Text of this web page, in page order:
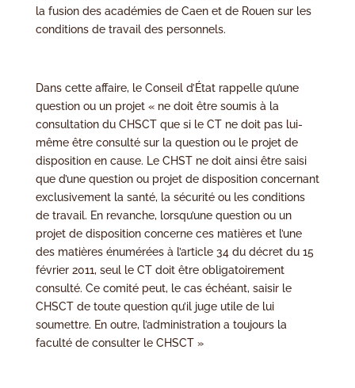
la fusion des académies de Caen et de Rouen sur les
conditions de travail des personnels.
Dans cette affaire, le Conseil d’État rappelle qu’une
question ou un projet « ne doit être soumis à la
consultation du CHSCT que si le CT ne doit pas lui-
même être consulté sur la question ou le projet de
disposition en cause. Le CHST ne doit ainsi être saisi
que d’une question ou projet de disposition concernant
exclusivement la santé, la sécurité ou les conditions
de travail. En revanche, lorsqu’une question ou un
projet de disposition concerne ces matières et l’une
des matières énumérées à l’article 34 du décret du 15
février 2011, seul le CT doit être obligatoirement
consulté. Ce comité peut, le cas échéant, saisir le
CHSCT de toute question qu’il juge utile de lui
soumettre. En outre, l’administration a toujours la
faculté de consulter le CHSCT »